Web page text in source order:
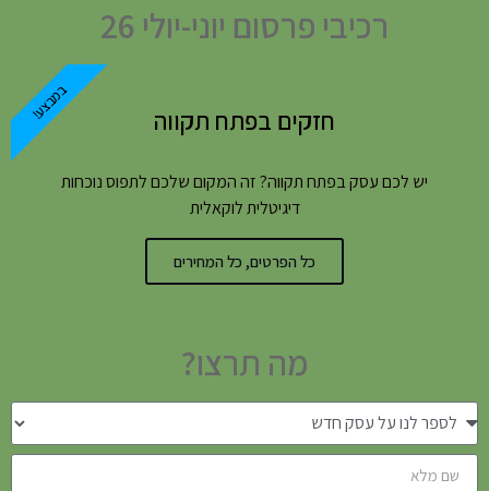
רכיבי פרסום יוני-יולי 26
חזקים בפתח תקווה
יש לכם עסק בפתח תקווה? זה המקום שלכם לתפוס נוכחות
דיגיטלית לוקאלית
כל הפרטים, כל המחירים
במבצע!
מה תרצו?